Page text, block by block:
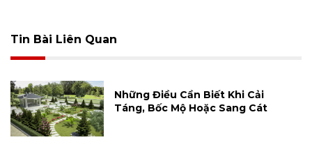
Tin Bài Liên Quan
Những Điều Cần Biết Khi Cải
Táng, Bốc Mộ Hoặc Sang Cát